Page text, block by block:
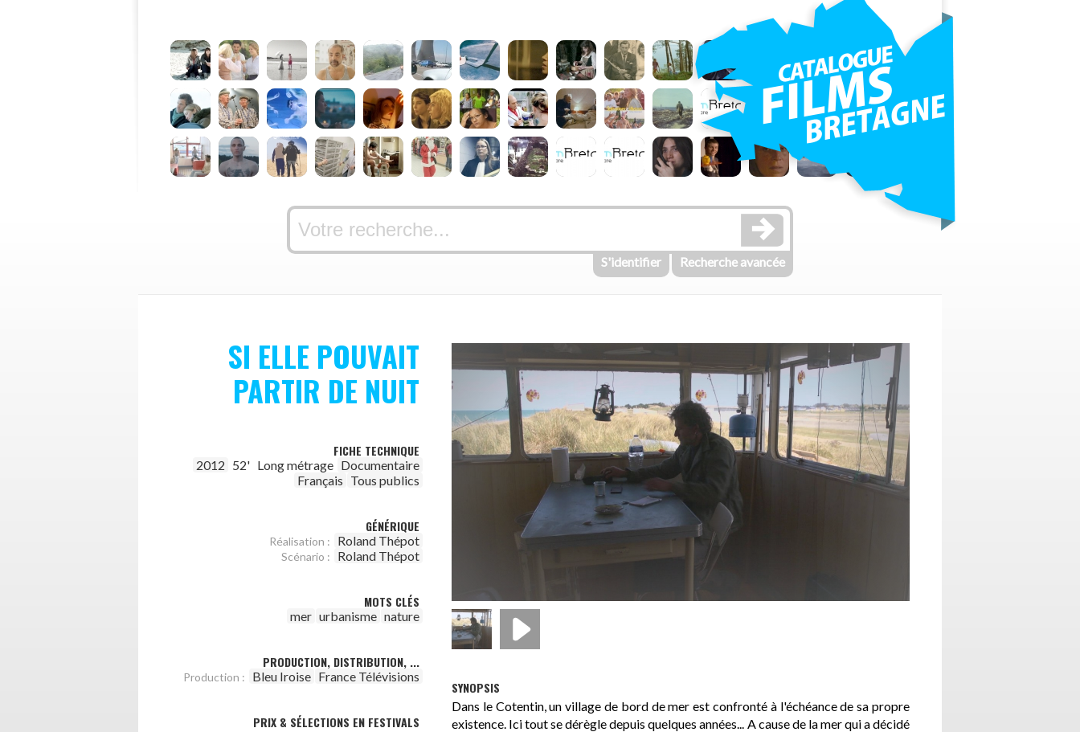
S'identifier Recherche avancée
SI ELLE POUVAIT
PARTIR DE NUIT
FICHE TECHNIQUE
2012 52' Long métrage Documentaire
Français Tous publics
GÉNÉRIQUE
Réalisation : Roland Thépot
Scénario : Roland Thépot
MOTS CLÉS
mer urbanisme nature
PRODUCTION, DISTRIBUTION, ...
Production : Bleu Iroise France Télévisions
PRIX & SÉLECTIONS EN FESTIVALS
SYNOPSIS
Dans le Cotentin, un village de bord de mer est confronté à l'échéance de sa propre
existence. Ici tout se dérègle depuis quelques années... A cause de la mer qui a décidé